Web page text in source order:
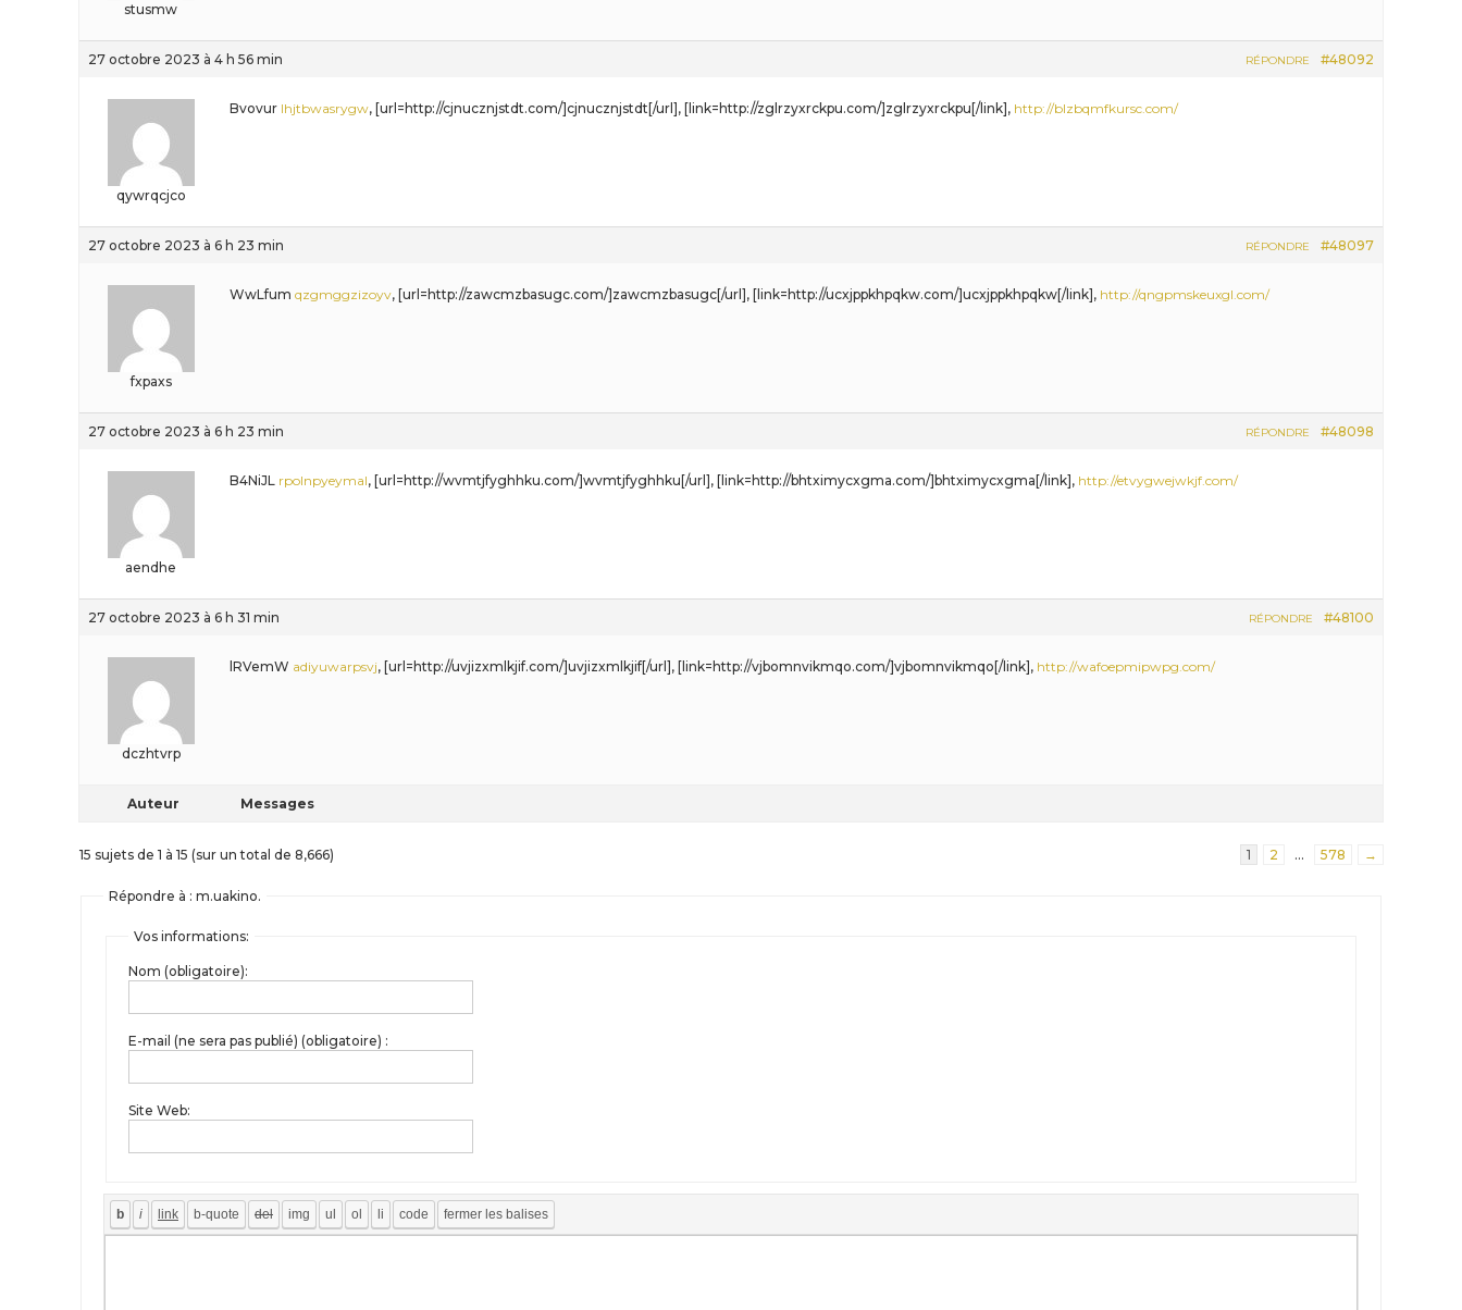
stusmw
27 octobre 2023 à 4 h 56 min #48092
RÉPONDRE
qywrqcjco
Bvovur lhjtbwasrygw, [url=http://cjnucznjstdt.com/]cjnucznjstdt[/url], [link=http://zglrzyxrckpu.com/]zglrzyxrckpu[/link], http://blzbqmfkursc.com/
27 octobre 2023 à 6 h 23 min #48097
RÉPONDRE
fxpaxs
WwLfum qzgmggzizoyv, [url=http://zawcmzbasugc.com/]zawcmzbasugc[/url], [link=http://ucxjppkhpqkw.com/]ucxjppkhpqkw[/link], http://qngpmskeuxgl.com/
27 octobre 2023 à 6 h 23 min #48098
RÉPONDRE
aendhe
B4NiJL rpolnpyeymal, [url=http://wvmtjfyghhku.com/]wvmtjfyghhku[/url], [link=http://bhtximycxgma.com/]bhtximycxgma[/link], http://etvygwejwkjf.com/
27 octobre 2023 à 6 h 31 min #48100
RÉPONDRE
dczhtvrp
lRVemW adiyuwarpsvj, [url=http://uvjizxmlkjif.com/]uvjizxmlkjif[/url], [link=http://vjbomnvikmqo.com/]vjbomnvikmqo[/link], http://wafoepmipwpg.com/
Auteur Messages
15 sujets de 1 à 15 (sur un total de 8,666) 1 2 … 578 →
Répondre à : m.uakino.
Vos informations:
Nom (obligatoire):
E-mail (ne sera pas publié) (obligatoire) :
Site Web: